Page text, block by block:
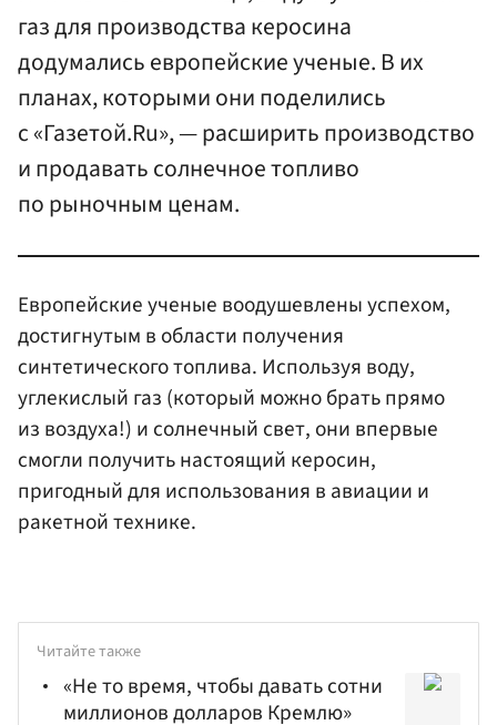
газ для производства керосина
додумались европейские ученые. В их
планах, которыми они поделились
с «Газетой.Ru», — расширить производство
и продавать солнечное топливо
по рыночным ценам.
Европейские ученые воодушевлены успехом,
достигнутым в области получения
синтетического топлива. Используя воду,
углекислый газ (который можно брать прямо
из воздуха!) и солнечный свет, они впервые
смогли получить настоящий керосин,
пригодный для использования в авиации и
ракетной технике.
Читайте также
«Не то время, чтобы давать сотни
миллионов долларов Кремлю»